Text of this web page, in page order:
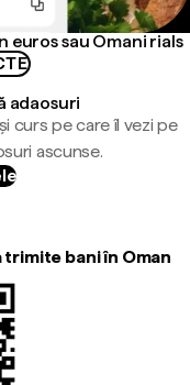
euros sau Omani rials
adaosuri
curs pe care îl vezi pe
ascunse.
bani în Oman